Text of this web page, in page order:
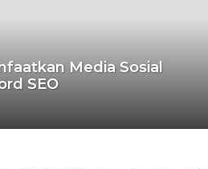
Media Sosial
SEO